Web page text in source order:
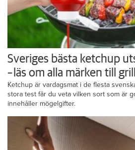
Sveriges bästa ketchup
– läs om alla märken till
Ketchup är vardagsmat i de flesta
stora test får du veta vilken sort som är
innehåller mögelgifter.